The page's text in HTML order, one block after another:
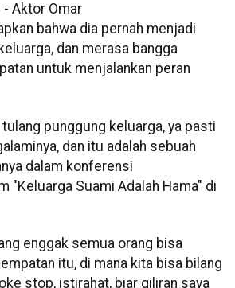
- Aktor Omar
bahwa dia pernah menjadi
dan merasa bangga
untuk menjalankan peran
punggung keluarga, ya pasti
dan itu adalah sebuah
dalam konferensi
"Keluarga Suami Adalah Hama" di
enggak semua orang bisa
itu, di mana kita bisa bilang
stop, istirahat, biar giliran saya